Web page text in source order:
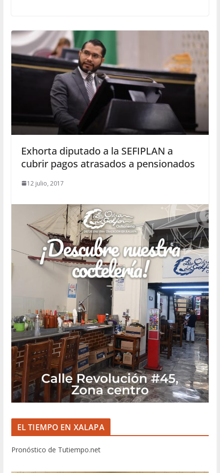
Exhorta diputado a la SEFIPLAN a
cubrir pagos atrasados a pensionados
12 julio, 2017
EL TIEMPO EN XALAPA
Pronóstico de Tutiempo.net